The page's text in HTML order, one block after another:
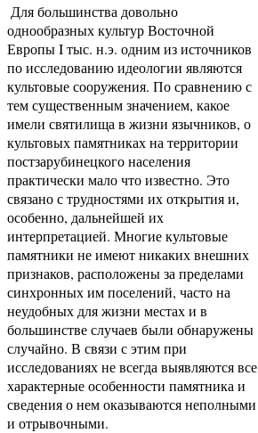
Для большинства довольно
однообразных культур Восточной
Европы I тыс. н.э. одним из источников
по исследованию идеологии являются
культовые сооружения. По сравнению с
тем существенным значением, какое
имели святилища в жизни язычников, о
культовых памятниках на территории
постзарубинецкого населения
практически мало что известно. Это
связано с трудностями их открытия и,
особенно, дальнейшей их
интерпретацией. Многие культовые
памятники не имеют никаких внешних
признаков, расположены за пределами
синхронных им поселений, часто на
неудобных для жизни местах и в
большинстве случаев были обнаружены
случайно. В связи с этим при
исследованиях не всегда выявляются все
характерные особенности памятника и
сведения о нем оказываются неполными
и отрывочными.